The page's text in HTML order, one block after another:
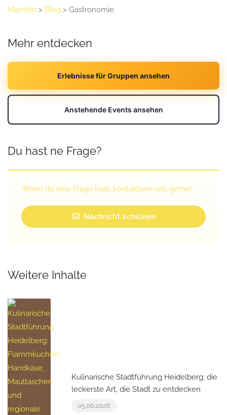
Mamfito > Blog > Gastronomie
Mehr entdecken
Erlebnisse für Gruppen ansehen
Anstehende Events ansehen
Du hast ne Frage?
Wenn du eine Frage hast, kontaktiere uns gerne!
Nachricht schicken
Weitere Inhalte
Kulinarische Stadtführung Heidelberg: die
leckerste Art, die Stadt zu entdecken
05.06.2026